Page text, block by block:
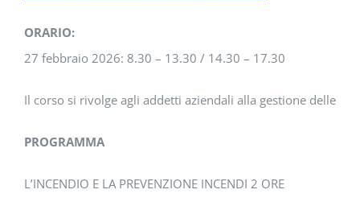
ORARIO:
27 febbraio 2026: 8.30 – 13.30 / 14.30 – 17.30
Il corso si rivolge agli addetti aziendali alla gestione delle
PROGRAMMA
L’INCENDIO E LA PREVENZIONE INCENDI 2 ORE